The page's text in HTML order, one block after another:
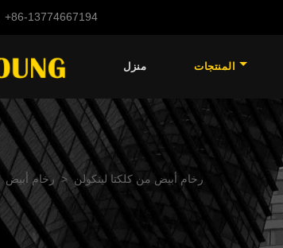
+86-13774667194
منزل المنتجات
رخام أبيض > رخام أبيض من كلكتا لينكولن